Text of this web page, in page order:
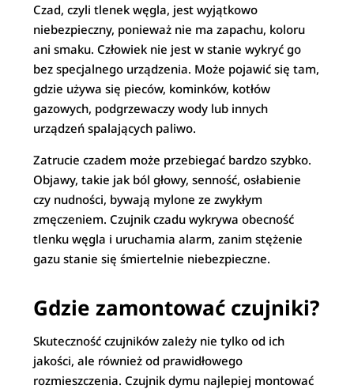
Czad, czyli tlenek węgla, jest wyjątkowo
niebezpieczny, ponieważ nie ma zapachu, koloru
ani smaku. Człowiek nie jest w stanie wykryć go
bez specjalnego urządzenia. Może pojawić się tam,
gdzie używa się pieców, kominków, kotłów
gazowych, podgrzewaczy wody lub innych
urządzeń spalających paliwo.
Zatrucie czadem może przebiegać bardzo szybko.
Objawy, takie jak ból głowy, senność, osłabienie
czy nudności, bywają mylone ze zwykłym
zmęczeniem. Czujnik czadu wykrywa obecność
tlenku węgla i uruchamia alarm, zanim stężenie
gazu stanie się śmiertelnie niebezpieczne.
Gdzie zamontować czujniki?
Skuteczność czujników zależy nie tylko od ich
jakości, ale również od prawidłowego
rozmieszczenia. Czujnik dymu najlepiej montować